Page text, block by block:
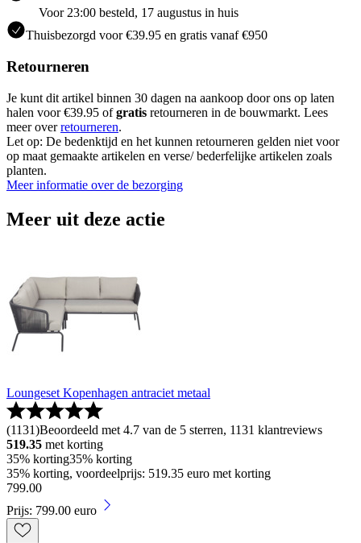
Voor 23:00 besteld, 17 augustus in huis
Thuisbezorgd voor €39.95 en gratis vanaf €950
Retourneren
Je kunt dit artikel binnen 30 dagen na aankoop door ons op laten
halen voor €39.95 ofgratis retourneren in de bouwmarkt. Lees
meer overretourneren.
Let op: De bedenktijd en het kunnen retourneren gelden niet voor
op maat gemaakte artikelen en verse/ bederfelijke artikelen zoals
planten.
Meer informatie over de bezorging
Meer uit deze actie
Loungeset Kopenhagen antraciet metaal
(1131)Beoordeeld met 4.7 van de 5 sterren, 1131 klantreviews
519.35 met korting
35% korting35% korting
35% korting, voordeelprijs: 519.35 euro met korting
799.00
Prijs: 799.00 euro